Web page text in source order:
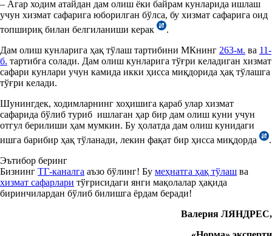
– Агар ходим атайдан дам олиш ёки байрам кунларида ишлаш
учун хизмат сафарига юборилган бўлса, бу хизмат сафарига оид
топшириқ билан белгиланиши керак
.
Дам олиш кунларига ҳақ тўлаш тартибини МКнинг 263-м. ва 11-
б. тартибга солади. Дам олиш кунларига тўғри келадиган хизмат
сафари кунлари учун камида икки ҳисса миқдорида ҳақ тўлашга
тўғри келади.
Шунингдек, ходимларнинг хоҳишига қараб улар хизмат
сафарида бўлиб туриб ишлаган ҳар бир дам олиш куни учун
отгул берилиши ҳам мумкин. Бу ҳолатда дам олиш кунидаги
ишга барибир ҳақ тўланади, лекин фақат бир ҳисса миқдорда
.
Эътибор беринг
Бизнинг ТГ-каналга аъзо бўлинг! Бу меҳнатга ҳақ тўлаш ва
хизмат сафарлари тўғрисидаги янги мақолалар ҳақида
биринчилардан бўлиб билишга ёрдам беради!
Валерия ЛЯНДРЕС,